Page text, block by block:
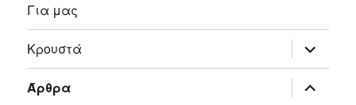
Για μας
Κρουστά του
μενού
Άρθρα του